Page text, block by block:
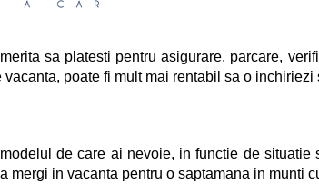
sa platesti pentru asigurare, parcare,
poate fi mult mai rentabil sa o
de care ai nevoie, in functie de situatie
in vacanta pentru o saptamana in munti